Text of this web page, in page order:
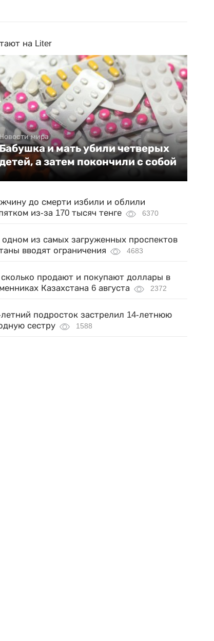
на Liter
мира
и мать убили четверых
а затем покончили с собой
до смерти избили и облили
из-за 170 тысяч тенге
6370
одном из самых загруженных проспектов
вводят ограничения
4683
продают и покупают доллары в
Казахстана 6 августа
2372
летний подросток застрелил 14-летнюю
сестру
1588